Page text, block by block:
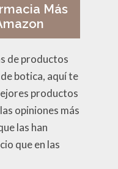
Más
de productos
botica, aquí te
productos
opiniones más
las han
que en las